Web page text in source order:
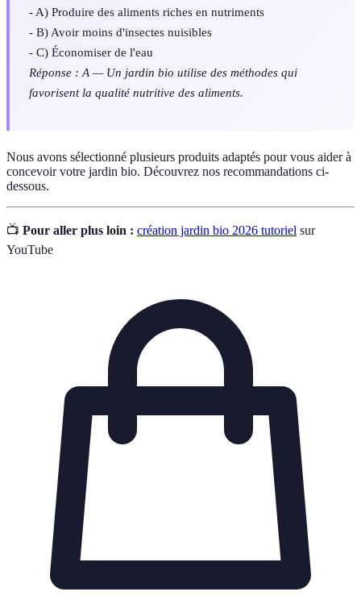
- A) Produire des aliments riches en nutriments
- B) Avoir moins d'insectes nuisibles
- C) Économiser de l'eau
Réponse : A — Un jardin bio utilise des méthodes qui
favorisent la qualité nutritive des aliments.
Nous avons sélectionné plusieurs produits adaptés pour vous aider à
concevoir votre jardin bio. Découvrez nos recommandations ci-
dessous.
📺 Pour aller plus loin : création jardin bio 2026 tutoriel sur
YouTube